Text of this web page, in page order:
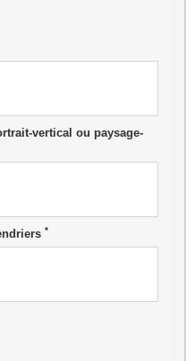
vertical ou paysage-
*